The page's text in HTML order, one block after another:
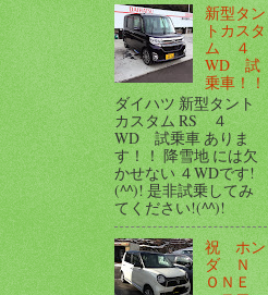
新型タン
トカスタ
ム ４
WD 試
乗車！！
ダイハツ 新型タント
カスタム RS ４
WD 試乗車 ありま
す！！ 降雪地 には欠
かせない ４WDです!
(^^)! 是非試乗してみ
てください!(^^)!
祝 ホン
ダ Ｎ
ＯＮＥ